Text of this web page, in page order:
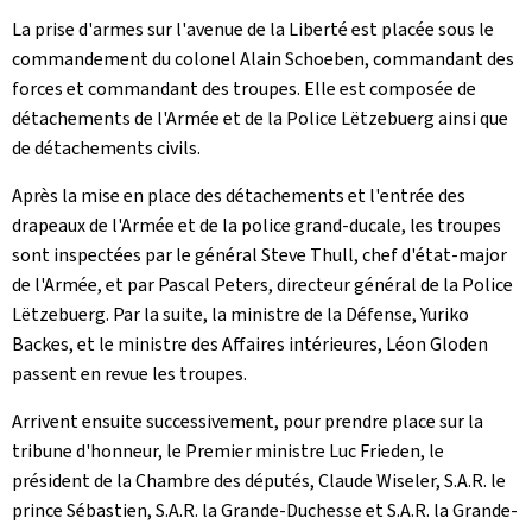
La prise d'armes sur l'avenue de la Liberté est placée sous le
commandement du colonel Alain Schoeben, commandant des
forces et commandant des troupes. Elle est composée de
détachements de l'Armée et de la Police Lëtzebuerg ainsi que
de détachements civils.
Après la mise en place des détachements et l'entrée des
drapeaux de l'Armée et de la police grand-ducale, les troupes
sont inspectées par le général Steve Thull, chef d'état-major
de l'Armée, et par Pascal Peters, directeur général de la Police
Lëtzebuerg. Par la suite, la ministre de la Défense, Yuriko
Backes, et le ministre des Affaires intérieures, Léon Gloden
passent en revue les troupes.
Arrivent ensuite successivement, pour prendre place sur la
tribune d'honneur, le Premier ministre Luc Frieden, le
président de la Chambre des députés, Claude Wiseler, S.A.R. le
prince Sébastien, S.A.R. la Grande-Duchesse et S.A.R. la Grande-